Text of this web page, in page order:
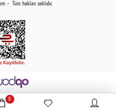
- Tüm hakları saklıdır.
0